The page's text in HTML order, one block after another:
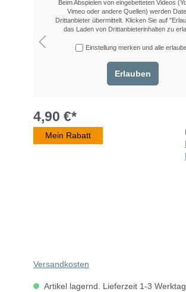
Beim Abspielen von eingebetteten Videos
Vimeo oder andere Quellen) werden
Drittanbieter übermittelt. Klicken Sie auf
das Laden von Drittanbieterinhalten zu
Einstellung merken und alle
Beim Abspielen von eingebetteten Videos
Vimeo oder andere Quellen) werden
Drittanbieter übermittelt. Klicken Sie auf
4,90 €*
Mein Rabatt
Versandkosten
Artikel lagernd. Lieferzeit 1-3